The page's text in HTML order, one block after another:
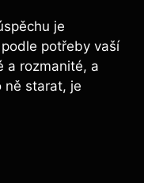
je
potřeby vaší
a rozmanité, a
ně ​starat, je